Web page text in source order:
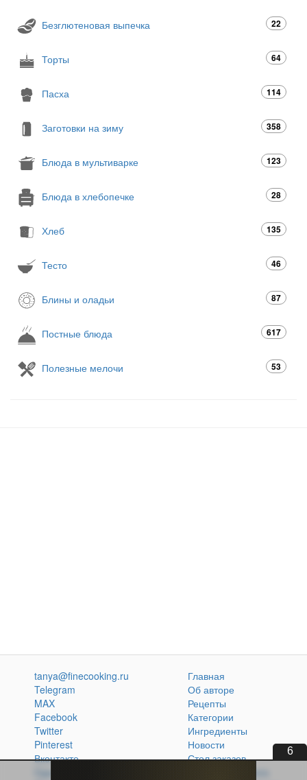
Безглютеновая выпечка 22
Торты 64
Пасха 114
Заготовки на зиму 358
Блюда в мультиварке 123
Блюда в хлебопечке 28
Хлеб 135
Тесто 46
Блины и оладьи 87
Постные блюда 617
Полезные мелочи 53
5
tanya@finecooking.ru
Telegram
MAX
Facebook
Twitter
Pinterest
Вконтакте
Одноклассники
Главная
Об авторе
Рецепты
Категории
Ингредиенты
Новости
Стол заказов
Кулинарная книга